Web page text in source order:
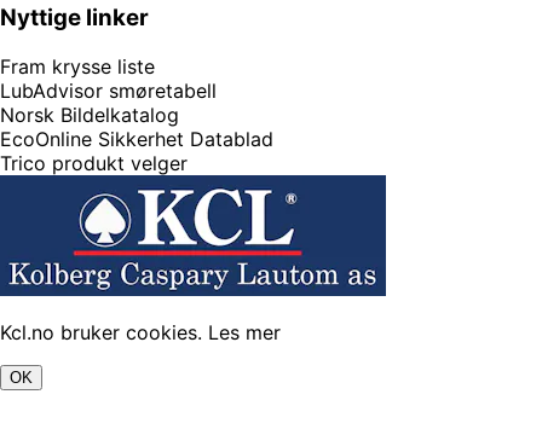
Nyttige linker
Fram krysse liste
LubAdvisor smøretabell
Norsk Bildelkatalog
EcoOnline Sikkerhet Datablad
Trico produkt velger
Kcl.no bruker cookies. Les mer
OK